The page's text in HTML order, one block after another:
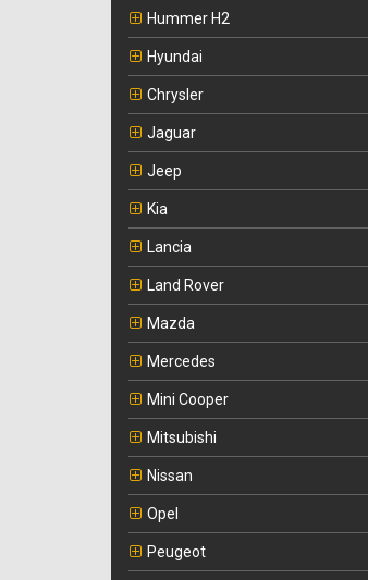
Hummer H2
Hyundai
Chrysler
Jaguar
Jeep
Kia
Lancia
Land Rover
Mazda
Mercedes
Mini Cooper
Mitsubishi
Nissan
Opel
Peugeot